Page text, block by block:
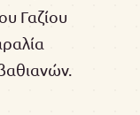
Γαζίου